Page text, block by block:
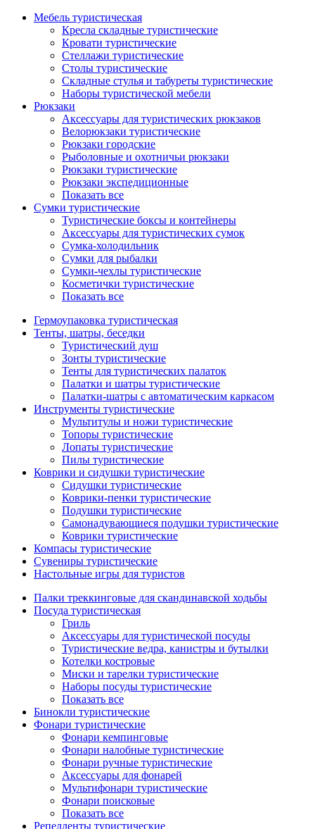
Мебель туристическая
Кресла складные туристические
Кровати туристические
Стеллажи туристические
Столы туристические
Складные стулья и табуреты туристические
Наборы туристической мебели
Рюкзаки
Аксессуары для туристических рюкзаков
Велорюкзаки туристические
Рюкзаки городские
Рыболовные и охотничьи рюкзаки
Рюкзаки туристические
Рюкзаки экспедиционные
Показать все
Сумки туристические
Туристические боксы и контейнеры
Аксессуары для туристических сумок
Сумка-холодильник
Сумки для рыбалки
Сумки-чехлы туристические
Косметички туристические
Показать все
Гермоупаковка туристическая
Тенты, шатры, беседки
Туристический душ
Зонты туристические
Тенты для туристических палаток
Палатки и шатры туристические
Палатки-шатры с автоматическим каркасом
Инструменты туристические
Мультитулы и ножи туристические
Топоры туристические
Лопаты туристические
Пилы туристические
Коврики и сидушки туристические
Сидушки туристические
Коврики-пенки туристические
Подушки туристические
Самонадувающиеся подушки туристические
Коврики туристические
Компасы туристические
Сувениры туристические
Настольные игры для туристов
Палки треккинговые для скандинавской ходьбы
Посуда туристическая
Гриль
Аксессуары для туристической посуды
Туристические ведра, канистры и бутылки
Котелки костровые
Миски и тарелки туристические
Наборы посуды туристические
Показать все
Бинокли туристические
Фонари туристические
Фонари кемпинговые
Фонари налобные туристические
Фонари ручные туристические
Аксессуары для фонарей
Мультифонари туристические
Фонари поисковые
Показать все
Репелленты туристические